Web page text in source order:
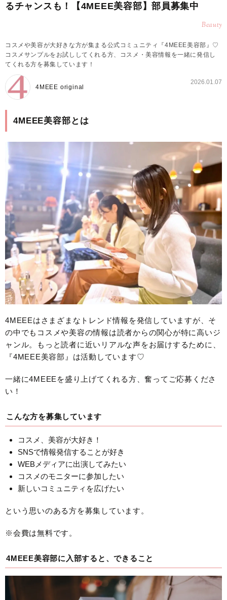
るチャンスも！【4MEEE美容部】部員募集中
Beauty
コスメや美容が大好きな方が集まる公式コミュニティ『4MEEE美容部』♡
コスメサンプルをお試ししてくれる方、コスメ・美容情報を一緒に発信し
てくれる方を募集しています！
4MEEE original
2026.01.07
4MEEE美容部とは
4MEEEはさまざまなトレンド情報を発信していますが、そ
の中でもコスメや美容の情報は読者からの関心が特に高いジ
ャンル。もっと読者に近いリアルな声をお届けするために、
『4MEEE美容部』は活動しています♡
一緒に4MEEEを盛り上げてくれる方、奮ってご応募くださ
い！
こんな方を募集しています
コスメ、美容が大好き！
SNSで情報発信することが好き
WEBメディアに出演してみたい
コスメのモニターに参加したい
新しいコミュニティを広げたい
という思いのある方を募集しています。
※会費は無料です。
4MEEE美容部に入部すると、できること